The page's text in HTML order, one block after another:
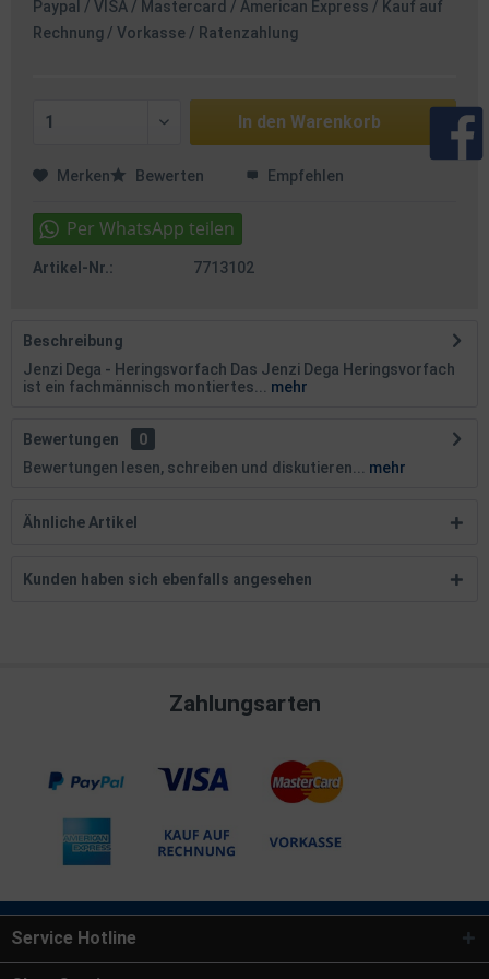
Paypal / VISA / Mastercard / American Express / Kauf auf
Rechnung / Vorkasse / Ratenzahlung
In den Warenkorb
Merken Bewerten Empfehlen
Artikel-Nr.: 7713102
Beschreibung
Jenzi Dega - Heringsvorfach Das Jenzi Dega Heringsvorfach
ist ein fachmännisch montiertes...
mehr
Bewertungen
0
Bewertungen lesen, schreiben und diskutieren...
mehr
Ähnliche Artikel
Kunden haben sich ebenfalls angesehen
Zahlungsarten
Service Hotline